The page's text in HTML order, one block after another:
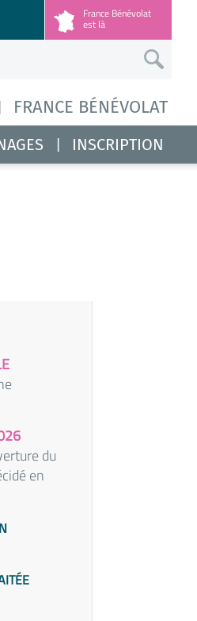
FRANCE BÉNÉVOLAT
France Bénévolat
est là
INSCRIPTION
du
en